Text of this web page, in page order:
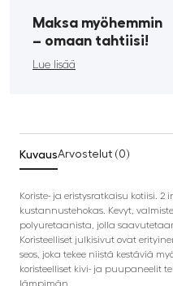
Maksa myöhemmin
­– omaan tahtiisi!
Lue lisää
KuvausArvostelut (0)
Koriste- ja eristysratkaisu kotiisi.
kustannustehokas. Kevyt,
polyuretaanista, jolla
Koristeelliset julkisivut ovat
seos, joka tekee niistä kestäviä
koristeelliset kivi- ja puupaneelit
lämpimän.